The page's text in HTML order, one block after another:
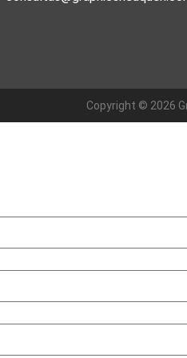
Copyright © 2026